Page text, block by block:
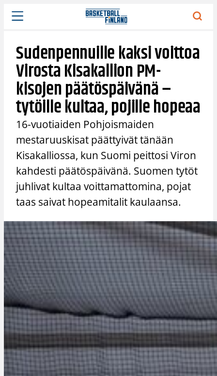
Siirry
sisältöön
Sudenpennuille kaksi voittoa
Virosta Kisakallion PM-
kisojen päätöspäivänä –
tytöille kultaa, pojille hopeaa
16-vuotiaiden Pohjoismaiden
mestaruuskisat päättyivät tänään
Kisakalliossa, kun Suomi peittosi Viron
kahdesti päätöspäivänä. Suomen tytöt
juhlivat kultaa voittamattomina, pojat
taas saivat hopeamitalit kaulaansa.